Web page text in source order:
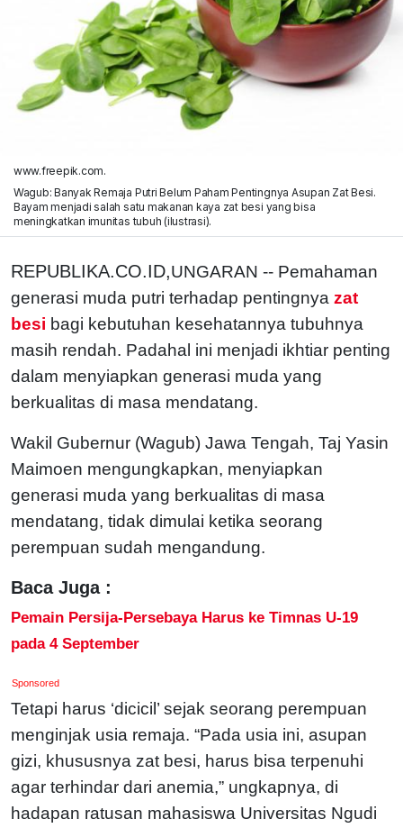
www.freepik.com.
Wagub: Banyak Remaja Putri Belum Paham Pentingnya Asupan Zat Besi.
Bayam menjadi salah satu makanan kaya zat besi yang bisa
meningkatkan imunitas tubuh (ilustrasi).
REPUBLIKA.CO.ID,UNGARAN -- Pemahaman
generasi muda putri terhadap pentingnya zat
besi bagi kebutuhan kesehatannya tubuhnya
masih rendah. Padahal ini menjadi ikhtiar penting
dalam menyiapkan generasi muda yang
berkualitas di masa mendatang.
Wakil Gubernur (Wagub) Jawa Tengah, Taj Yasin
Maimoen mengungkapkan, menyiapkan
generasi muda yang berkualitas di masa
mendatang, tidak dimulai ketika seorang
perempuan sudah mengandung.
Baca Juga :
Pemain Persija-Persebaya Harus ke Timnas U-19
pada 4 September
Sponsored
Tetapi harus ‘dicicil’ sejak seorang perempuan
menginjak usia remaja. “Pada usia ini, asupan
gizi, khususnya zat besi, harus bisa terpenuhi
agar terhindar dari anemia,” ungkapnya, di
hadapan ratusan mahasiswa Universitas Ngudi